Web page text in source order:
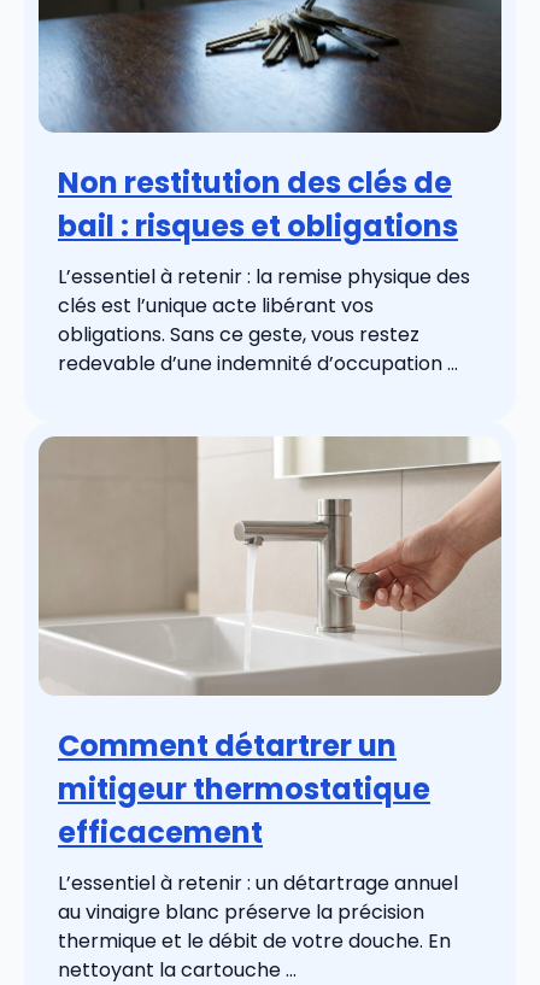
Non restitution des clés de
bail : risques et obligations
L’essentiel à retenir : la remise physique des
clés est l’unique acte libérant vos
obligations. Sans ce geste, vous restez
redevable d’une indemnité d’occupation ...
Comment détartrer un
mitigeur thermostatique
efficacement
L’essentiel à retenir : un détartrage annuel
au vinaigre blanc préserve la précision
thermique et le débit de votre douche. En
nettoyant la cartouche ...